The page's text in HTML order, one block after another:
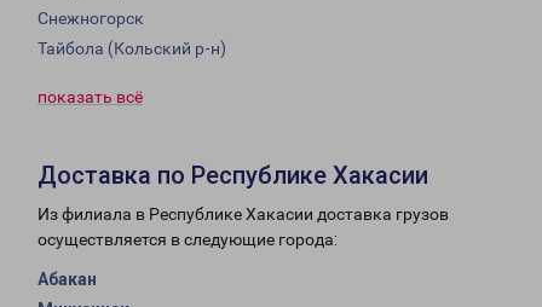
Снежногорск
Тайбола (Кольский р-н)
показать всё
Доставка по Республике Хакасии
Из филиала в Республике Хакасии доставка грузов
осуществляется в следующие города:
Абакан